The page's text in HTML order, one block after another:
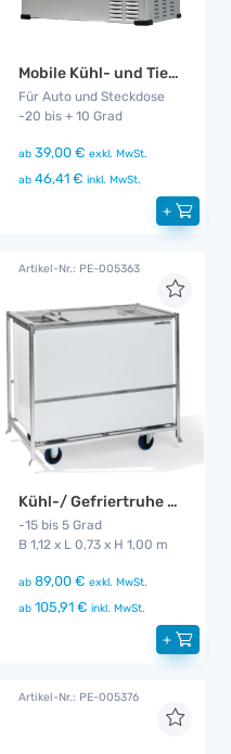
Mobile Kühl- und Tiefkühlbox
Für Auto und Steckdose
-20 bis + 10 Grad
ab 39,00 € exkl. MwSt.
ab 46,41 € inkl. MwSt.
+
Artikel-Nr.: PE-005363
Kühl-/ Gefriertruhe Gala
-15 bis 5 Grad
B 1,12 x L 0,73 x H 1,00 m
ab 89,00 € exkl. MwSt.
ab 105,91 € inkl. MwSt.
+
Artikel-Nr.: PE-005376